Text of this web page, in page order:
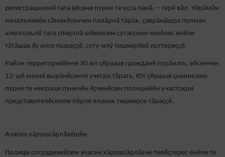
регистрациленӗ тата вӗсене пурне те уҫса панӑ, – терӗ вăл. Уйрăмăн
начальникӗн сăмахӗсенчен палăрнă тăрăх, çаврăнăшра пулман
алкогольлӗ тата спиртлă шӗвексем сутассине чикӗлес енӗпе
тӑтӑшах ӗҫ илсе пыраҫҫӗ, суту-илӳ тишкерӗвӗ ирттереççӗ.
Район территорийӗнче 30 ют ҫӗршыв гражданӗ пурӑнать, вӗсенчен
12-шӗ килнӗ вырăнӗсенче учетра тăрать. Ют ҫӗршыв ҫыннисене
пурне те миграци пункчӗн ӗçченӗсем полицийӗн участокри
представителӗсемпе пӗрле яланах тишкерсе тăраҫҫӗ.
Ачасен хăрушсăрлăхӗшӗн
Полици сотрудникӗсем ачасен хӑрушсӑрлӑхне тивӗҫтерес енӗпе те